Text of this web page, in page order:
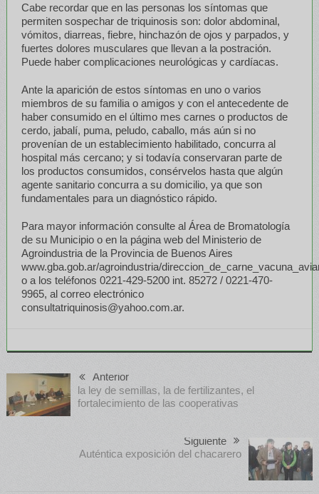
Cabe recordar que en las personas los síntomas que
permiten sospechar de triquinosis son: dolor abdominal,
vómitos, diarreas, fiebre, hinchazón de ojos y parpados, y
fuertes dolores musculares que llevan a la postración.
Puede haber complicaciones neurológicas y cardíacas.
Ante la aparición de estos síntomas en uno o varios
miembros de su familia o amigos y con el antecedente de
haber consumido en el último mes carnes o productos de
cerdo, jabalí, puma, peludo, caballo, más aún si no
provenían de un establecimiento habilitado, concurra al
hospital más cercano; y si todavía conservaran parte de
los productos consumidos, consérvelos hasta que algún
agente sanitario concurra a su domicilio, ya que son
fundamentales para un diagnóstico rápido.
Para mayor información consulte al Área de Bromatología
de su Municipio o en la página web del Ministerio de
Agroindustria de la Provincia de Buenos Aires
www.gba.gob.ar/agroindustria/
o a los teléfonos 0221-429-5200 int. 85272 / 0221-470-
9965, al correo electrónico
consultatriquinosis@yahoo.com.ar.
Anterior
la ley de semillas, la de fertilizantes, el
fortalecimiento de las cooperativas
Siguiente
Auténtica exposición del chacarero